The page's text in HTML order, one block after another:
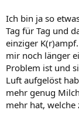
Ich bin ja so
Tag für Tag und
einziger
mir noch länger
Problem ist und
Luft aufgelöst
mehr genug
mehr hat, welche